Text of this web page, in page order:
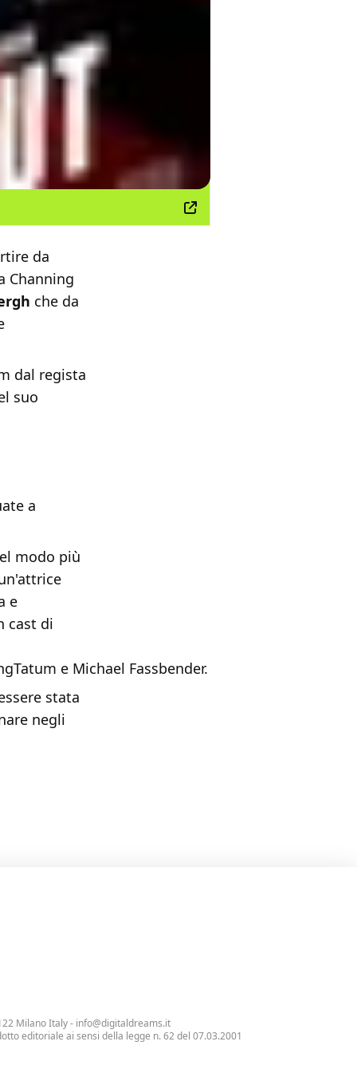
da
Channing
che da
dal regista
suo
a
modo più
e
cast di
e Michael Fassbender.
stata
negli
Milano Italy - info@digitaldreams.it
editoriale ai sensi della legge n. 62 del 07.03.2001